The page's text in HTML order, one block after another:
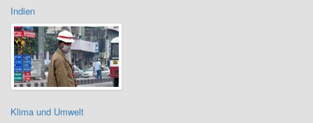
Indien
Klima und Umwelt